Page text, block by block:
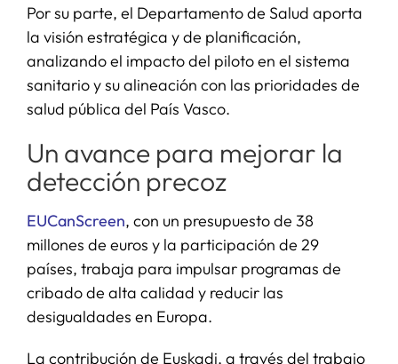
Por su parte, el Departamento de Salud aporta
la visión estratégica y de planificación,
analizando el impacto del piloto en el sistema
sanitario y su alineación con las prioridades de
salud pública del País Vasco.
Un avance para mejorar la
detección precoz
EUCanScreen, con un presupuesto de 38
millones de euros y la participación de 29
países, trabaja para impulsar programas de
cribado de alta calidad y reducir las
desigualdades en Europa.
La contribución de Euskadi, a través del trabajo